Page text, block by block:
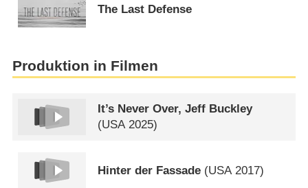
The Last Defense
Produktion in Filmen
It’s Never Over, Jeff Buckley
(USA2025)
Hinter der Fassade (USA2017)